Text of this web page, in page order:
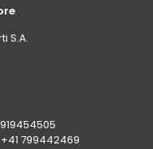
S.A.
+41 799442469